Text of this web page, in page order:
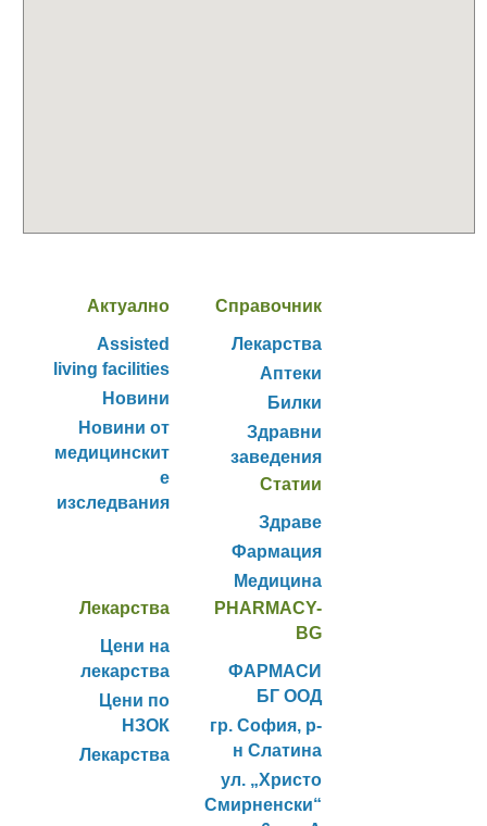
Актуално
Assisted
living facilities
Новини
Новини от
медицинскит
е
изследвания
Справочник
Лекарства
Аптеки
Билки
Здравни
заведения
Статии
Здраве
Фармация
Медицина
Лекарства
Цени на
лекарства
Цени по
НЗОК
Лекарства
PHARMACY-
BG
ФАРМАСИ
БГ ООД
гр. София, р-
н Слатина
ул. „Христо
Смирненски“